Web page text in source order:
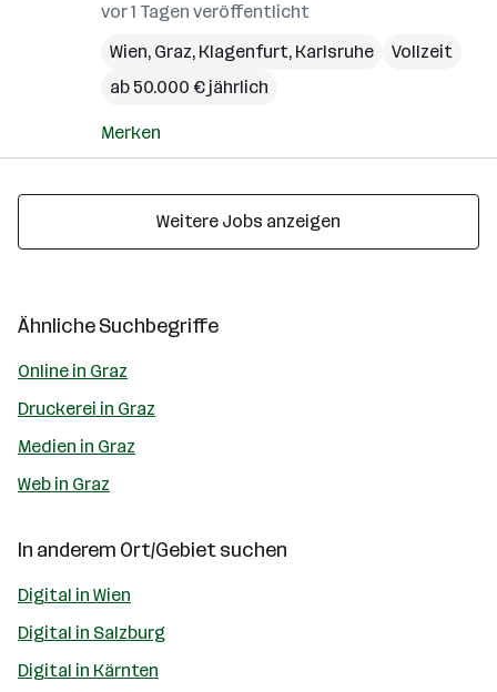
vor 1 Tagen veröffentlicht
Wien, Graz, Klagenfurt, Karlsruhe
Vollzeit
ab 50.000 € jährlich
Merken
Weitere Jobs anzeigen
Ähnliche Suchbegriffe
Online in Graz
Druckerei in Graz
Medien in Graz
Web in Graz
In anderem Ort/Gebiet suchen
Digital in Wien
Digital in Salzburg
Digital in Kärnten